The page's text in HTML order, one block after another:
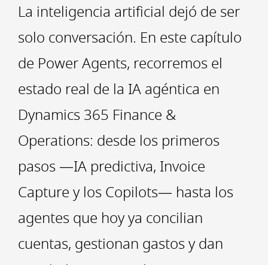
La inteligencia artificial dejó de ser
solo conversación. En este capítulo
de Power Agents, recorremos el
estado real de la IA agéntica en
Dynamics 365 Finance &
Operations: desde los primeros
pasos —IA predictiva, Invoice
Capture y los Copilots— hasta los
agentes que hoy ya concilian
cuentas, gestionan gastos y dan